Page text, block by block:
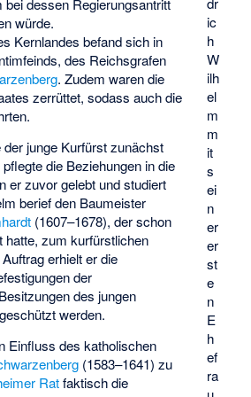
ic
h
W
ilh
el
m
m
it
s
ei
n
er
er
st
e
n
E
h
ef
ra
bei dessen Regierungsantritt
würde.
Kernlandes befand sich in
des Reichsgrafen
. Zudem waren die
zerrüttet, sodass auch die
der junge Kurfürst zunächst
die Beziehungen in die
er zuvor gelebt und studiert
berief den Baumeister
(1607–1678), der schon
hatte, zum kurfürstlichen
erhielt er die
der
des jungen
werden.
Einfluss des katholischen
(1583–1641) zu
Ratfaktisch die